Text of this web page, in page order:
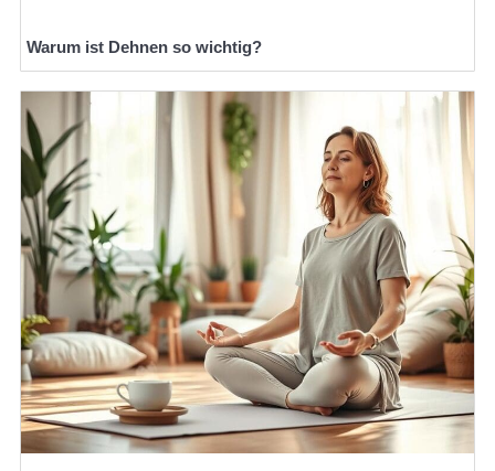
Warum ist Dehnen so wichtig?